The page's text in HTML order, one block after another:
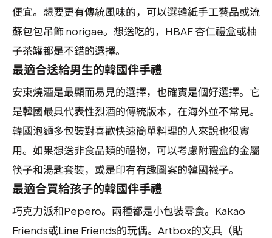
便宜。想要更有傳統風味的，可以選韓紙手工藝品或流
蘇包包吊飾 norigae。想送吃的，HBAF 杏仁禮盒或柚
子茶罐都是不錯的選擇。
最適合送給男生的韓國伴手禮
安東燒酒是最顯而易見的選擇，也確實是個好選擇。它
是韓國最具代表性烈酒的傳統版本，在海外並不常見。
韓國泡麵多包裝對喜歡快速簡單料理的人來說也很實
用。如果想送非食品類的禮物，可以考慮附禮盒的金屬
筷子和湯匙套裝，或是印有有趣圖案的韓國襪子。
最適合買給孩子的韓國伴手禮
巧克力派和Pepero。兩種都是小包裝零食。Kakao
Friends或Line Friends的玩偶。Artbox的文具（貼